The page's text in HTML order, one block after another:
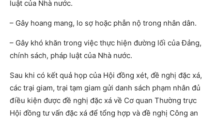
luật của Nhà nước.
– Gây hoang mang, lo sợ hoặc phẫn nộ trong nhân dân.
– Gây khó khăn trong việc thực hiện đường lối của Đảng,
chính sách, pháp luật của Nhà nước.
Sau khi có kết quả họp của Hội đồng xét, đề nghị đặc xá,
các trại giam, trại tạm giam gửi danh sách phạm nhân đủ
điều kiện được đề nghị đặc xá về Cơ quan Thường trực
Hội đồng tư vấn đặc xá để tổng hợp và đề nghị Công an